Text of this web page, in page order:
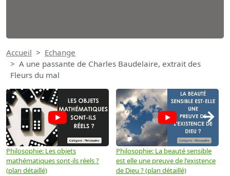
Accueil
Echange
A une passante de Charles Baudelaire, extrait des
Fleurs du mal
Philosophie: Les objets
mathématiques sont-ils réels ?
(plan détaillé)
Philosophie: La beauté sensible
est elle une preuve de l'existence
de Dieu ? (plan détaillé)
→